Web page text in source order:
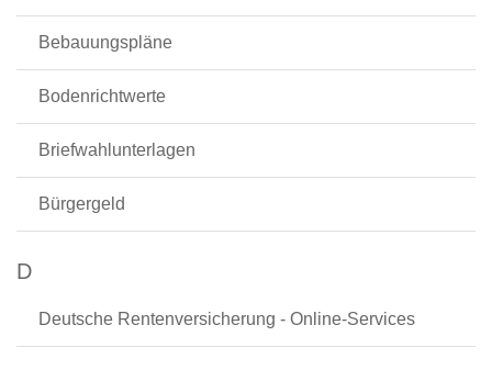
Bebauungspläne
Bodenrichtwerte
Briefwahlunterlagen
Bürgergeld
D
Deutsche Rentenversicherung - Online-Services